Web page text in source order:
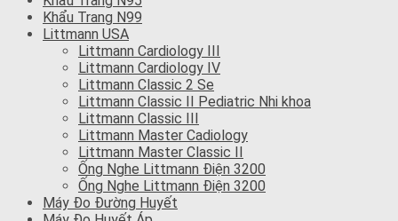
Khẩu Trang N99
Littmann USA
Littmann Cardiology III
Littmann Cardiology IV
Littmann Classic 2 Se
Littmann Classic II Pediatric Nhi khoa
Littmann Classic III
Littmann Master Cadiology
Littmann Master Classic II
Ống Nghe Littmann Điện 3200
Ống Nghe Littmann Điện 3200
Máy Đo Đường Huyết